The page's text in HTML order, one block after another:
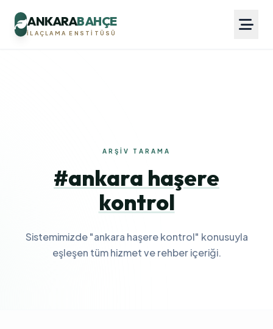
ANKARABAHÇE
İLAÇLAMA ENSTITÜSÜ
ARŞIV TARAMA
#ankara haşere
kontrol
Sistemimizde "ankara haşere kontrol" konusuyla
eşleşen tüm hizmet ve rehber içeriği.